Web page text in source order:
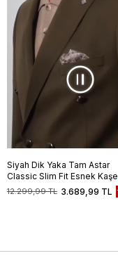
Siyah Dik Yaka Tam Astar
Classic Slim Fit Esnek Kaşe
Kaban 10082551503.689,99 TL
12.299,99 TL